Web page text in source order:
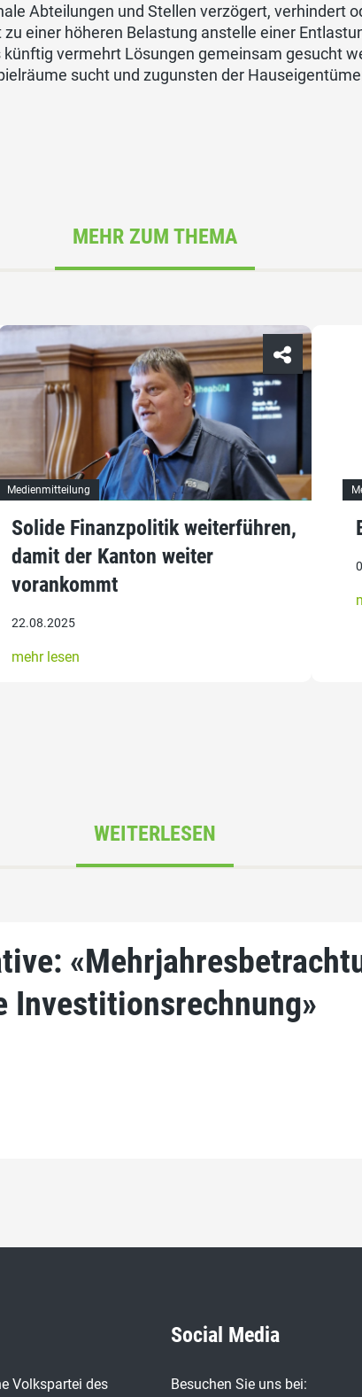
Abteilungen und Stellen verzögert, verhindert
einer höheren Belastung anstelle einer
künftig vermehrt Lösungen gemeinsam gesucht
sucht und zugunsten der
MEHR ZUM THEMA
Medienmitteilung
Solide Finanzpolitik weiterführen,
damit der Kanton weiter
vorankommt
22.08.2025
mehr lesen
WEITERLESEN
Investitionsrechnung»
Volkspartei des
Social Media
Besuchen Sie uns bei: